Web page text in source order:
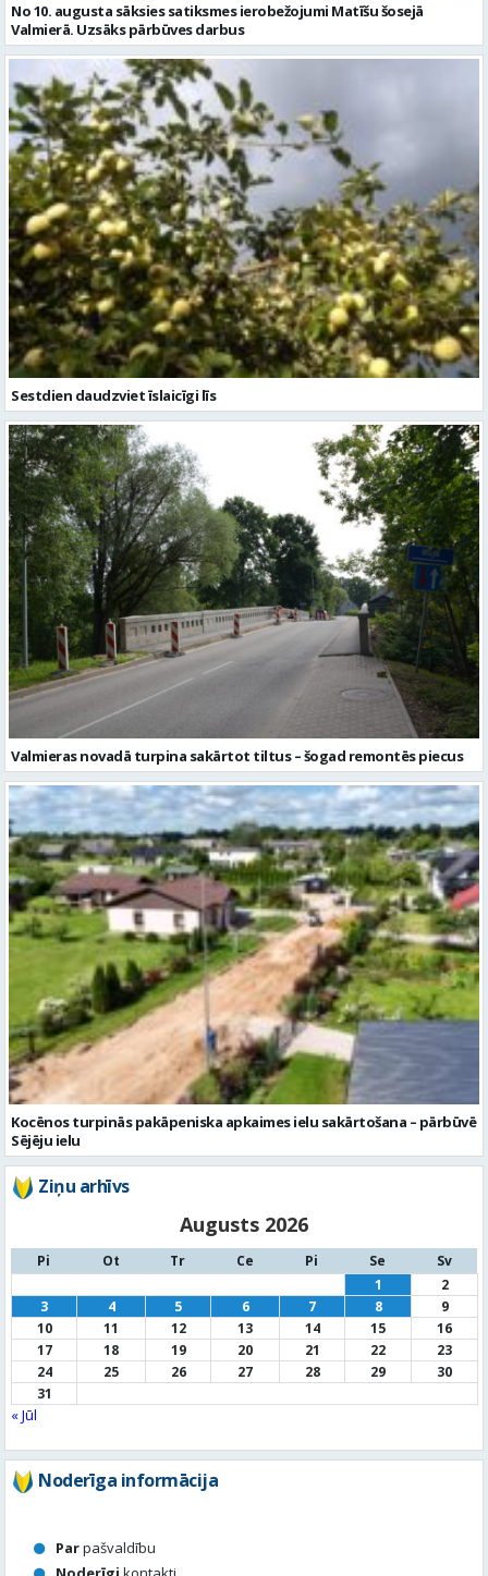
No 10. augusta sāksies satiksmes ierobežojumi Matīšu šosejā
Valmierā. Uzsāks pārbūves darbus
Sestdien daudzviet īslaicīgi līs
Valmieras novadā turpina sakārtot tiltus – šogad remontēs piecus
Kocēnos turpinās pakāpeniska apkaimes ielu sakārtošana – pārbūvē
Sējēju ielu
Ziņu arhīvs
Augusts 2026
Pi Ot Tr Ce Pi Se
Sv
1
2
3
4 5 6 7 8
9
10
11 12 13 14 15
16
17
18 19 20 21 22
23
24
25 26 27 28 29
30
31
« Jūl
Noderīga informācija
Parpašvaldību